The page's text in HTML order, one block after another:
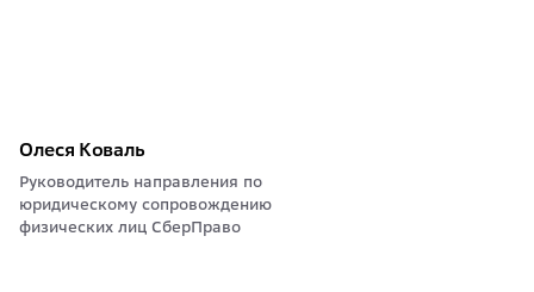
Олеся Коваль
Руководитель направления по
юридическому сопровождению
физических лиц СберПраво